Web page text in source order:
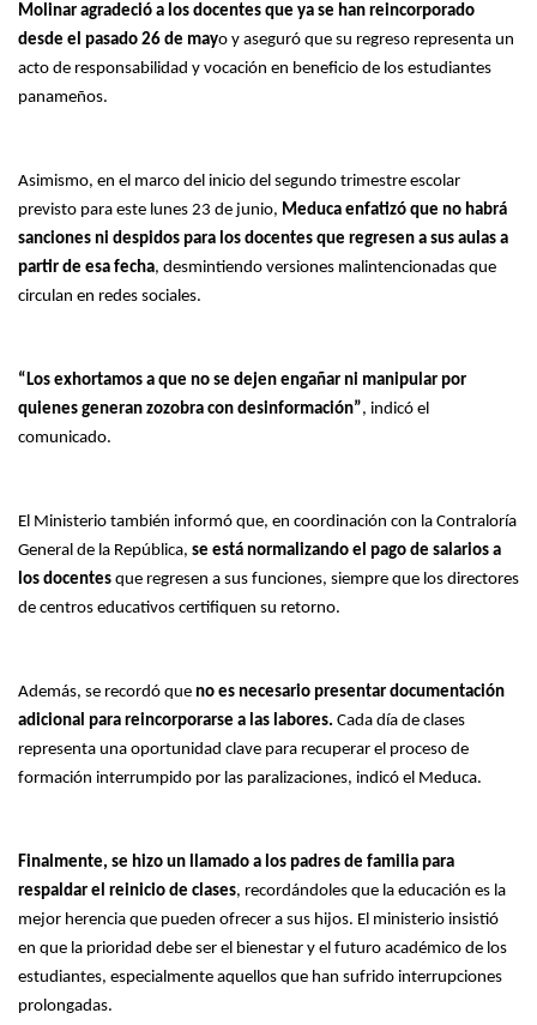
Molinar agradeció a los docentes que ya se han reincorporado
desde el pasado 26 de mayo y aseguró que su regreso representa un
acto de responsabilidad y vocación en beneficio de los estudiantes
panameños.
Asimismo, en el marco del inicio del segundo trimestre escolar
previsto para este lunes 23 de junio, Meduca enfatizó que no habrá
sanciones ni despidos para los docentes que regresen a sus aulas a
partir de esa fecha, desmintiendo versiones malintencionadas que
circulan en redes sociales.
“Los exhortamos a que no se dejen engañar ni manipular por
quienes generan zozobra con desinformación”, indicó el
comunicado.
El Ministerio también informó que, en coordinación con la Contraloría
General de la República, se está normalizando el pago de salarios a
los docentes que regresen a sus funciones, siempre que los directores
de centros educativos certifiquen su retorno.
Además, se recordó que no es necesario presentar documentación
adicional para reincorporarse a las labores. Cada día de clases
representa una oportunidad clave para recuperar el proceso de
formación interrumpido por las paralizaciones, indicó el Meduca.
Finalmente, se hizo un llamado a los padres de familia para
respaldar el reinicio de clases, recordándoles que la educación es la
mejor herencia que pueden ofrecer a sus hijos. El ministerio insistió
en que la prioridad debe ser el bienestar y el futuro académico de los
estudiantes, especialmente aquellos que han sufrido interrupciones
prolongadas.